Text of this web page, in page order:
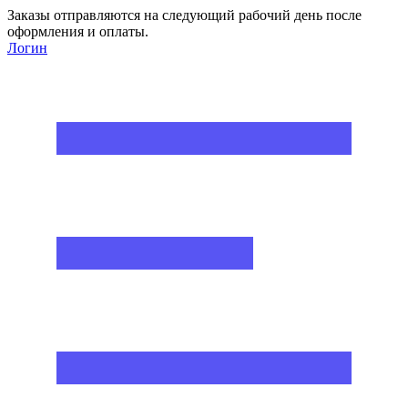
Заказы отправляются на следующий рабочий день после
оформления и оплаты.
Логин